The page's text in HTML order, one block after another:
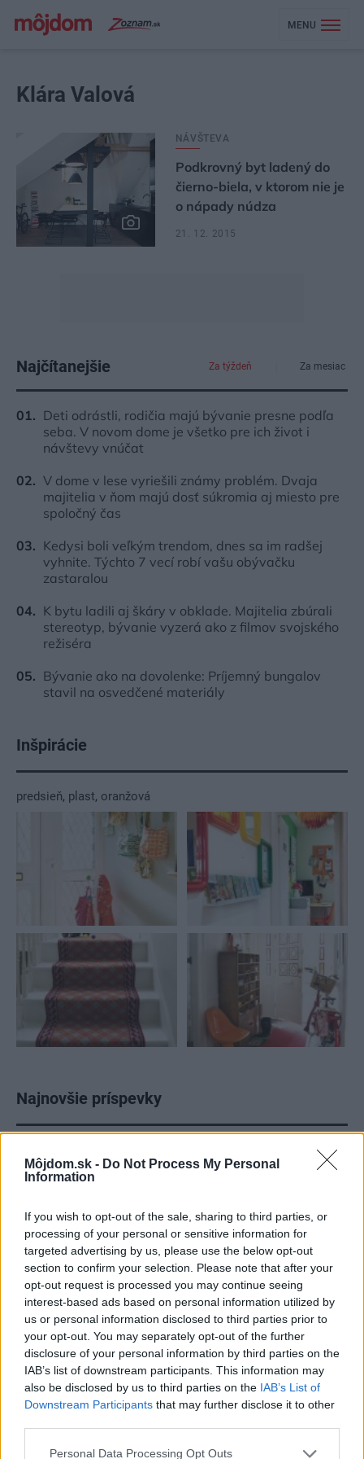
Môjdom.sk - Do Not Process My Personal
Information
If you wish to opt-out of the sale, sharing to third parties, or
processing of your personal or sensitive information for
targeted advertising by us, please use the below opt-out
section to confirm your selection. Please note that after your
opt-out request is processed you may continue seeing
interest-based ads based on personal information utilized by
us or personal information disclosed to third parties prior to
your opt-out. You may separately opt-out of the further
disclosure of your personal information by third parties on the
IAB’s list of downstream participants. This information may
also be disclosed by us to third parties on the IAB’s List of
Downstream Participants that may further disclose it to other
Please note that this website/app uses one or more Google
Personal Data Processing Opt Outs
MENU
Klára Valová
NÁVŠTEVA
Podkrovný byt ladený do
čierno-biela, v ktorom nie je
o nápady núdza
21. 12. 2015
Najčítanejšie Za týždeň Za mesiac
Deti odrástli, rodičia majú bývanie presne podľa
seba. V novom dome je všetko pre ich život i
návštevy vnúčat
V dome v lese vyriešili známy problém. Dvaja
majitelia v ňom majú dosť súkromia aj miesto pre
spoločný čas
Kedysi boli veľkým trendom, dnes sa im radšej
vyhnite. Týchto 7 vecí robí vašu obývačku
zastaralou
K bytu ladili aj škáry v obklade. Majitelia zbúrali
stereotyp, bývanie vyzerá ako z filmov svojského
režiséra
Bývanie ako na dovolenke: Príjemný bungalov
stavil na osvedčené materiály
Inšpirácie
predsieň, plast, oranžová
Najnovšie príspevky
Re: Takto sa rieši málo úložného miesta. V tomto byte
stačil jeden prvok | Môjdom.sk
My napríklad labky utierame hneď pri dverách a doma pred dvere
Re: Takto sa rieši málo úložného miesta. V tomto byte
stačil jeden prvok | Môjdom.sk
Dizajn je to nádherný, tá brezová preglejka a čisté línie vyzerajú super.
Ale vždy, keď…
Re: Toto je najväčší mýtus pri ošetrení dreva a môže vás
vyjsť draho. Ako ho ochrániť pred hnitím a škodcami?
clovek by cakal ze vysusene drahe drevo bolo predtym naparovane aby
sa zbavilo zarodkov skodcov...